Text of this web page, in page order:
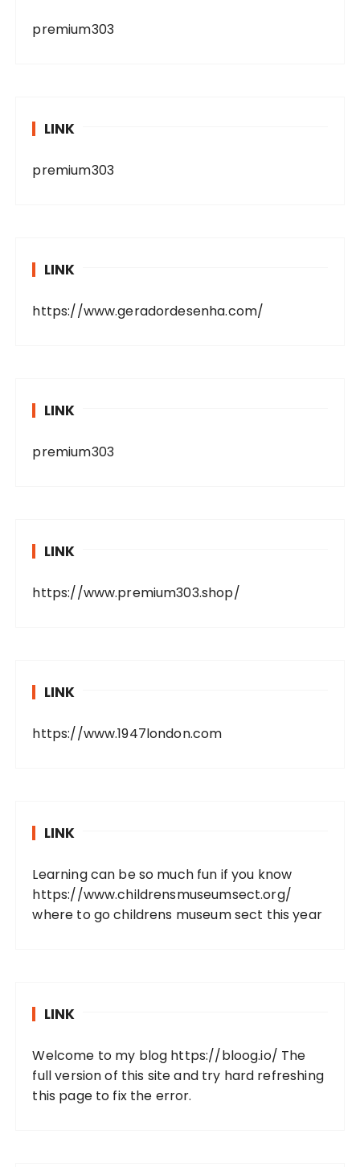
premium303
LINK
premium303
LINK
https://www.geradordesenha.com/
LINK
premium303
LINK
https://www.premium303.shop/
LINK
https://www.1947london.com
LINK
Learning can be so much fun if you know
https://www.childrensmuseumsect.org/
where to go childrens museum sect this year
LINK
Welcome to my blog https://bloog.io/ The
full version of this site and try hard refreshing
this page to fix the error.